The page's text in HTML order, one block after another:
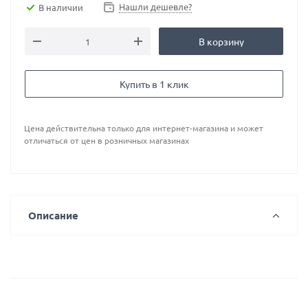
В наличии Нашли дешевле?
В корзину
Купить в 1 клик
Цена действительна только для интернет-магазина и может
отличаться от цен в розничных магазинах
Описание